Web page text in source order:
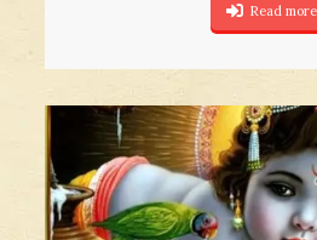
Read more